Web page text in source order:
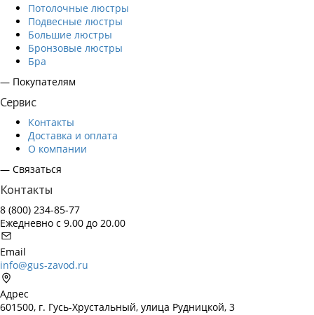
Потолочные люстры
Подвесные люстры
Большие люстры
Бронзовые люстры
Бра
— Покупателям
Сервис
Контакты
Доставка и оплата
О компании
— Связаться
Контакты
8 (800) 234-85-77
Ежедневно с 9.00 до 20.00
Email
info@gus-zavod.ru
Адрес
601500, г. Гусь-Хрустальный, улица Рудницкой, 3